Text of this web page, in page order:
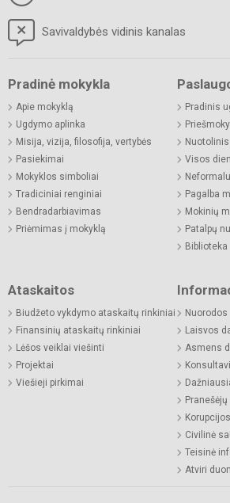
Savivaldybės vidinis kanalas
Pradinė mokykla
Apie mokyklą
Ugdymo aplinka
Misija, vizija, filosofija, vertybės
Pasiekimai
Mokyklos simboliai
Tradiciniai renginiai
Bendradarbiavimas
Priėmimas į mokyklą
Pradinis
Visos
Pagalba
Mokinių
Patalpų
Biblioteka
Ataskaitos
Biudžeto vykdymo ataskaitų rinkiniai
Finansinių ataskaitų rinkiniai
Lėšos veiklai viešinti
Projektai
Viešieji pirkimai
Nuorodos
Laisvos
Asmens
Civilinė
Teisinė
Atviri